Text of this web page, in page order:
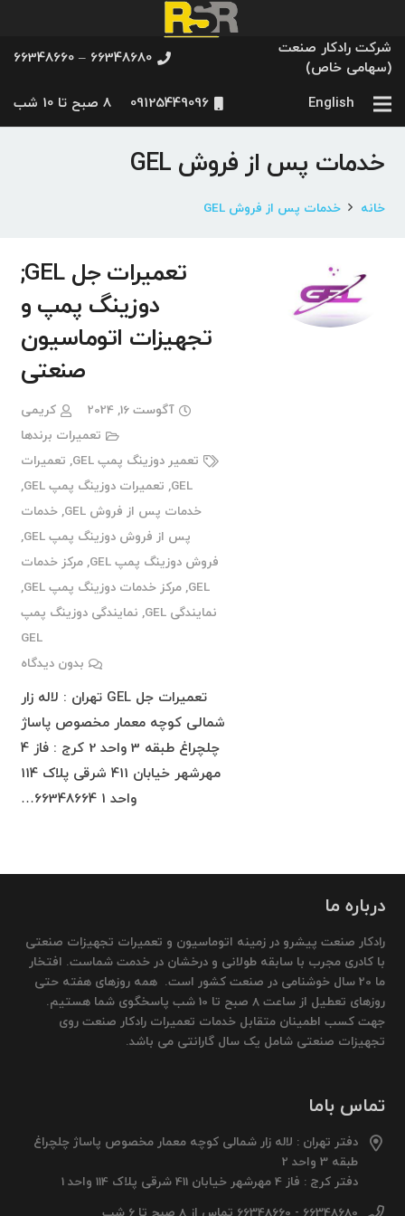
شرکت رادکار صنعت
(سهامی خاص)
66348680 – 66348660
English
09125449096 8 صبح تا 10 شب
خدمات پس از فروش GEL
خانه خدمات پس از فروش GEL
تعمیرات جل GEL;
دوزینگ پمپ و
تجهیزات اتوماسیون
صنعتی
آگوست 16, 2024
کریمی
تعمیرات برندها
تعمیر دوزینگ پمپ GEL
, تعمیرات
GEL
, تعمیرات دوزینگ پمپ GEL
,
خدمات پس از فروش GEL
,خدمات
پس از فروش دوزینگ پمپ GEL
,
فروش دوزینگ پمپ GEL
,مرکز خدمات
GEL
,مرکز خدمات دوزینگ پمپ GEL
,
نمایندگی GEL
, نمایندگی دوزینگ پمپ
GEL
بدون دیدگاه
تعمیرات جل GEL تهران : لاله زار
شمالی کوچه معمار مخصوص پاساژ
چلچراغ طبقه 3 واحد 2 کرج : فاز 4
مهرشهر خیابان 411 شرقی پلاک 114
واحد 1 66348664…
درباره ما
رادکار صنعت پیشرو در زمینه اتوماسیون و تعمیرات تجهیزات صنعتی
با کادری مجرب با سابقه طولانی و درخشان در خدمت شماست. افتخار
ما 20 سال خوشنامی در صنعت کشور است. همه روزهای هفته حتی
روزهای تعطیل از ساعت 8 صبح تا 10 شب پاسخگوی شما هستیم.
جهت کسب اطمینان متقابل خدمات تعمیرات رادکار صنعت روی
تجهیزات صنعتی شامل یک سال گارانتی می باشد.
تماس باما
دفتر تهران : لاله زار شمالی کوچه معمار مخصوص پاساژ چلچراغ
طبقه 3 واحد 2
دفتر کرج : فاز 4 مهرشهر خیابان 411 شرقی پلاک 114 واحد 1